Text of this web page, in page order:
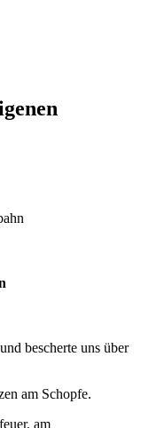
bescherte uns über
am Schopfe.
am